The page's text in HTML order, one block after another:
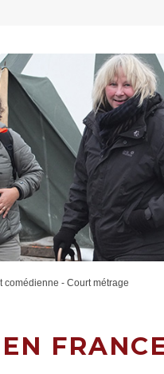
comédienne - Court métrage